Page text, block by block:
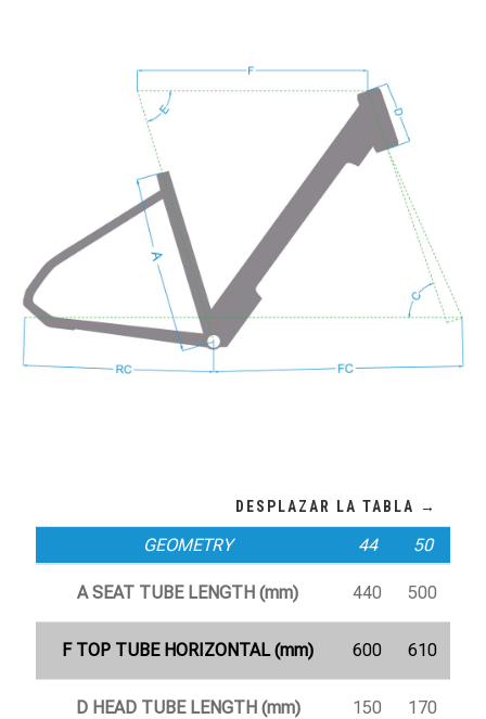
GEOMETRY 44 50
A SEAT TUBE LENGTH (mm) 440 500
F TOP TUBE HORIZONTAL (mm) 600 610
D HEAD TUBE LENGTH (mm) 150 170